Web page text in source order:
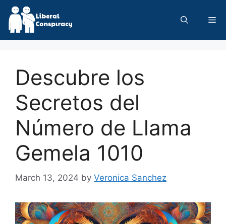
Skip
content
Descubre los
Secretos del
Número de Llama
Gemela 1010
March 13, 2024 by Veronica Sanchez